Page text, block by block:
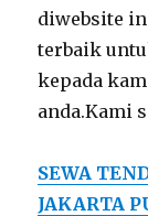
diwebsite
terbaik
kepada
anda.Kami
SEWA
JAKARTA